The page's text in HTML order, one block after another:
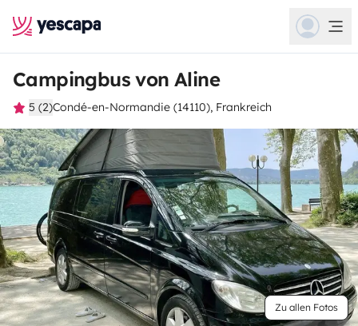
Campingbus von Aline
5 (2)Condé-en-Normandie (14110), Frankreich
Zu allen Fotos